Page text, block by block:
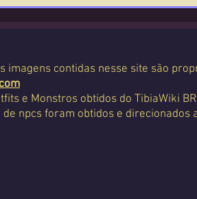
imagens contidas nesse site são
e Monstros obtidos do TibiaWiki
de npcs foram obtidos e direcionados